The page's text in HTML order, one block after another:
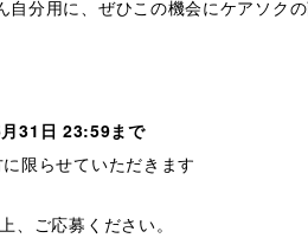
分用に、ぜひこの機会にケアソク
31日 23:59まで
限らせていただきます
、ご応募ください。